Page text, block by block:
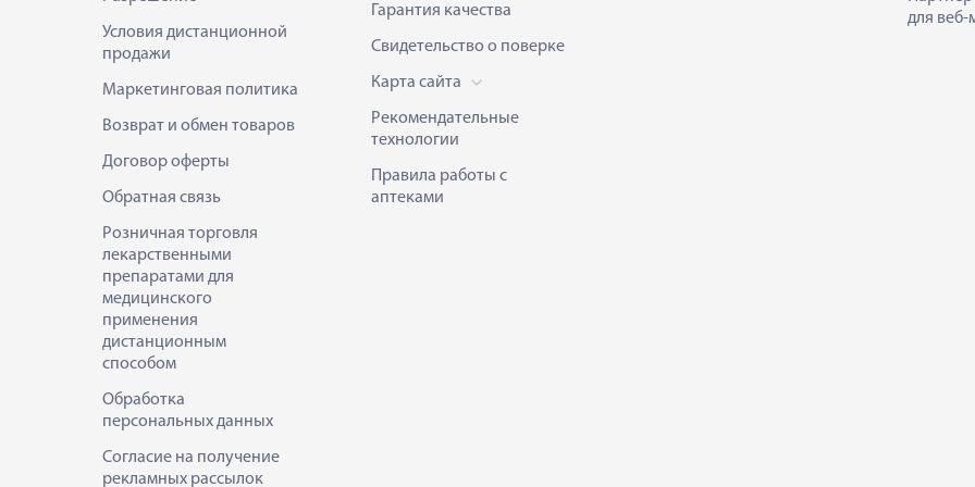
Условия дистанционной
продажи
Маркетинговая политика
Возврат и обмен товаров
Договор оферты
Обратная связь
Розничная торговля
лекарственными
препаратами для
медицинского
применения
дистанционным
способом
Обработка
персональных данных
Согласие на получение
рекламных рассылок
Гарантия качества
Свидетельство о поверке
Карта сайта
Рекомендательные
технологии
Правила работы с
аптеками
для веб-